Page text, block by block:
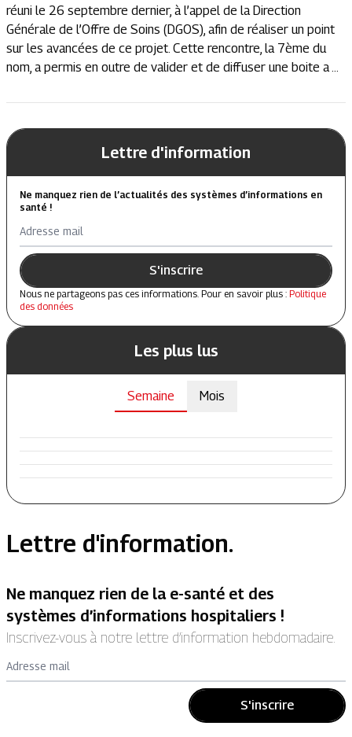
réuni le 26 septembre dernier, à l’appel de la Direction
Générale de l’Offre de Soins (DGOS), afin de réaliser un point
sur les avancées de ce projet. Cette rencontre, la 7ème du
nom, a permis en outre de valider et de diffuser une boite a ...
Lettre d'information
Ne manquez rien de l’actualités des systèmes d’informations en
santé !
Adresse mail
S'inscrire
Nous ne partageons pas ces informations. Pour en savoir plus : Politique
des données
Les plus lus
Semaine Mois
Lettre d'information.
Ne manquez rien de la e-santé et des
systèmes d’informations hospitaliers !
Inscrivez-vous à notre lettre d’information hebdomadaire.
Adresse mail
S'inscrire